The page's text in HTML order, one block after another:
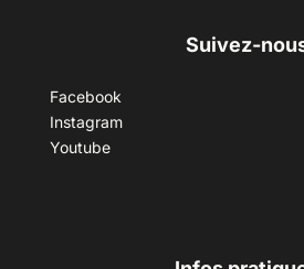
Suivez-
Facebook
Instagram
Youtube